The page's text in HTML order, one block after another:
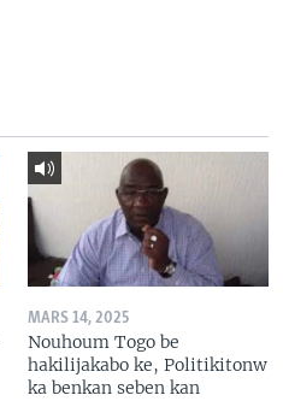
MARS 14, 2025
Nouhoum Togo be
hakilijakabo ke, Politikitonw
ka benkan seben kan